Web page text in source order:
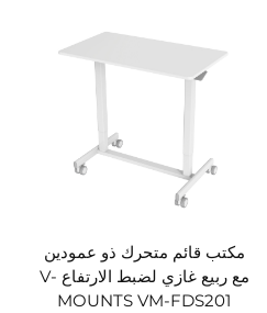
مكتب قائم متحرك ذو عمودين
مع ربيع غازي لضبط الارتفاع V-
MOUNTS VM-FDS201